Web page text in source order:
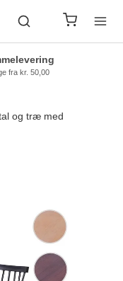
fra kr. 50,00
og træ med